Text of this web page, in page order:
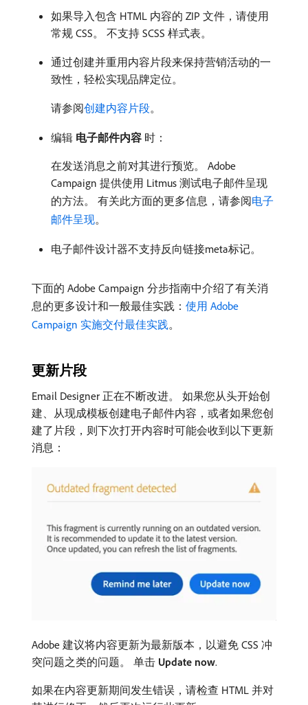
如果导入包含 HTML 内容的 ZIP 文件，请使用
常规 CSS。 不支持 SCSS 样式表。
通过创建并重用内容片段来保持营销活动的一
致性，轻松实现品牌定位。
请参阅创建内容片段。
编辑​ 电子邮件内容 ​时：
在发送消息之前对其进行预览。 Adobe
Campaign 提供使用 Litmus 测试电子邮件呈现
的方法。 有关此方面的更多信息，请参阅电子
邮件呈现。
电子邮件设计器不支持反向链接meta标记。
下面的 Adobe Campaign 分步指南中介绍了有关消
息的更多设计和一般最佳实践： 使用 Adobe
Campaign 实施交付最佳实践。
更新片段
Email Designer 正在不断改进。 如果您从头开始创
建、从现成模板创建电子邮件内容，或者如果您创
建了片段，则下次打开内容时可能会收到以下更新
消息：
Adobe 建议将内容更新为最新版本，以避免 CSS 冲
突问题之类的问题。 单击 Update now.
如果在内容更新期间发生错误，请检查 HTML 并对